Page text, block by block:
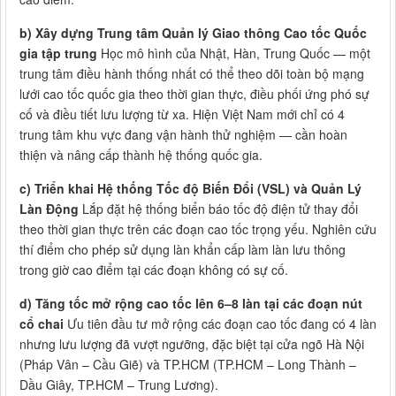
b) Xây dựng Trung tâm Quản lý Giao thông Cao tốc Quốc
gia tập trung Học mô hình của Nhật, Hàn, Trung Quốc — một
trung tâm điều hành thống nhất có thể theo dõi toàn bộ mạng
lưới cao tốc quốc gia theo thời gian thực, điều phối ứng phó sự
cố và điều tiết lưu lượng từ xa. Hiện Việt Nam mới chỉ có 4
trung tâm khu vực đang vận hành thử nghiệm — cần hoàn
thiện và nâng cấp thành hệ thống quốc gia.
c) Triển khai Hệ thống Tốc độ Biến Đổi (VSL) và Quản Lý
Làn Động Lắp đặt hệ thống biển báo tốc độ điện tử thay đổi
theo thời gian thực trên các đoạn cao tốc trọng yếu. Nghiên cứu
thí điểm cho phép sử dụng làn khẩn cấp làm làn lưu thông
trong giờ cao điểm tại các đoạn không có sự cố.
d) Tăng tốc mở rộng cao tốc lên 6–8 làn tại các đoạn nút
cổ chai Ưu tiên đầu tư mở rộng các đoạn cao tốc đang có 4 làn
nhưng lưu lượng đã vượt ngưỡng, đặc biệt tại cửa ngõ Hà Nội
(Pháp Vân – Cầu Giẽ) và TP.HCM (TP.HCM – Long Thành –
Dầu Giây, TP.HCM – Trung Lương).